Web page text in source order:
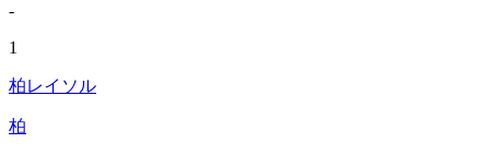
-
1
柏レイソル
柏